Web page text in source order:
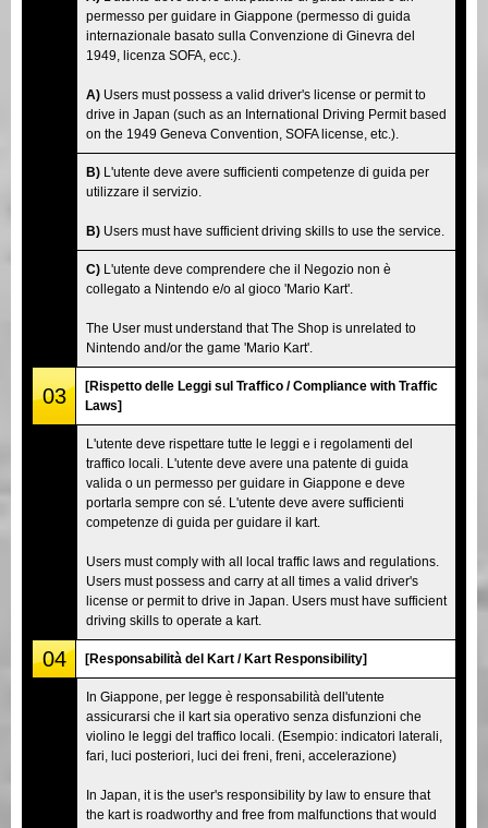
permesso per guidare in Giappone (permesso di guida
internazionale basato sulla Convenzione di Ginevra del
1949, licenza SOFA, ecc.).
A) Users must possess a valid driver's license or permit to
drive in Japan (such as an International Driving Permit based
on the 1949 Geneva Convention, SOFA license, etc.).
B) L'utente deve avere sufficienti competenze di guida per
utilizzare il servizio.
B) Users must have sufficient driving skills to use the service.
C) L'utente deve comprendere che il Negozio non è
collegato a Nintendo e/o al gioco 'Mario Kart'.
The User must understand that The Shop is unrelated to
Nintendo and/or the game 'Mario Kart'.
03
[Rispetto delle Leggi sul Traffico / Compliance with Traffic
Laws]
L'utente deve rispettare tutte le leggi e i regolamenti del
traffico locali. L'utente deve avere una patente di guida
valida o un permesso per guidare in Giappone e deve
portarla sempre con sé. L'utente deve avere sufficienti
competenze di guida per guidare il kart.
Users must comply with all local traffic laws and regulations.
Users must possess and carry at all times a valid driver's
license or permit to drive in Japan. Users must have sufficient
driving skills to operate a kart.
04 [Responsabilità del Kart / Kart Responsibility]
In Giappone, per legge è responsabilità dell'utente
assicurarsi che il kart sia operativo senza disfunzioni che
violino le leggi del traffico locali. (Esempio: indicatori laterali,
fari, luci posteriori, luci dei freni, freni, accelerazione)
In Japan, it is the user's responsibility by law to ensure that
the kart is roadworthy and free from malfunctions that would